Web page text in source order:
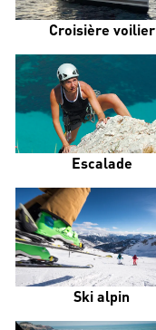
Croisière voilier
Escalade
Ski alpin